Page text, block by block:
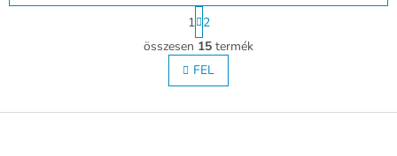
L
i
s
t
L
a
p
o
z
á
1 2
összesen 15 termék
FEL
L